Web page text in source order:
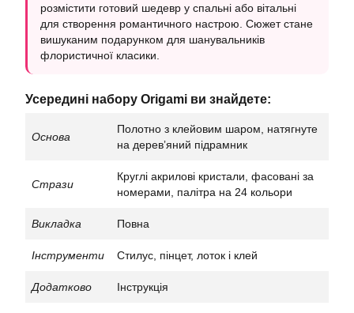
розмістити готовий шедевр у спальні або вітальні
для створення романтичного настрою. Сюжет стане
вишуканим подарунком для шанувальників
флористичної класики.
Усередині набору Origami ви знайдете:
Основа
Полотно з клейовим шаром, натягнуте
на деревʼяний підрамник
Стрази
Круглі акрилові кристали, фасовані за
номерами, палітра на 24 кольори
Викладка Повна
Інструменти Стилус, пінцет, лоток і клей
Додатково Інструкція